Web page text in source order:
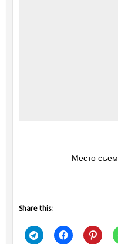
Место
Share this: